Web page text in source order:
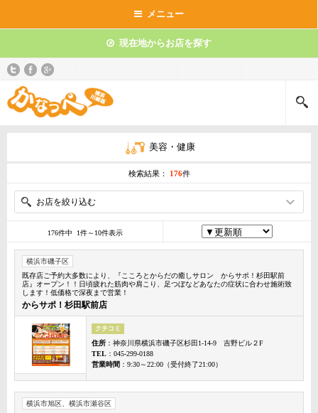
メニュー
現在地からお店を探す
美容・健康
検索結果： 176件
お店を絞り込む
176件中 1件～10件表示
横浜市磯子区
既存店ご予約大多数により、『こころとからだの癒しサロン からサポ！杉田駅前
店』オープン！！日頃疲れた筋肉や肩こり、足つぼなどあなたの症状に合わせ施術致
します！低価格で深夜まで営業！
からサポ！杉田駅前店
クチコミ
住所 ：神奈川県横浜市磯子区杉田1-14-9 吉野ビル２F
TEL ：045-299-0188
営業時間 ：9:30～22:00（受付終了21:00）
横浜市旭区、横浜市瀬谷区